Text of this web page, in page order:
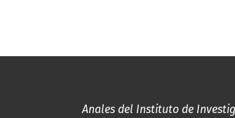
Anales del Instituto de